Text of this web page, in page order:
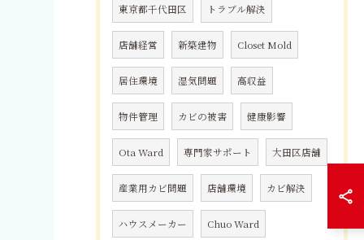
東京都千代田区 トラブル解決
店舗経営 新築建物 Closet Mold
居住環境 湿気問題 高収益
物件管理 カビの被害 健康影響
Ota Ward 専門家サポート 大田区店舗
産業用カビ問題 店舗環境 カビ解決
ハウスメーカー Chuo Ward